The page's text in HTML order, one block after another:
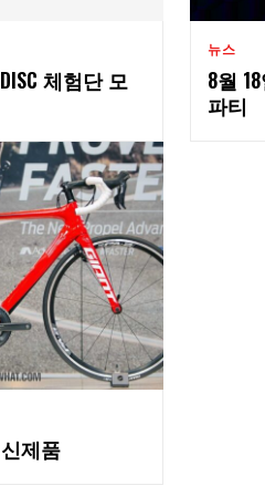
체험단 모
뉴스
8월
파티
제품